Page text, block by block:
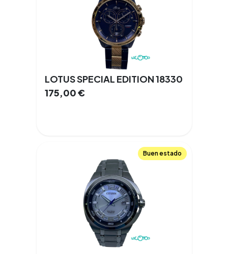
LOTUS SPECIAL EDITION 18330
175,00€
Buen estado